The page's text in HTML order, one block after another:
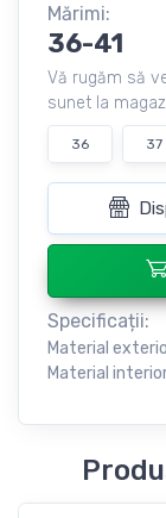
Mărimi:
36-41
Vă rugăm să
sunet la
36 37
Specificații:
Material
Material